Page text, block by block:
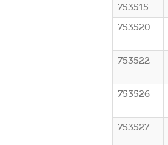
753515
753520
753522
753526
753527